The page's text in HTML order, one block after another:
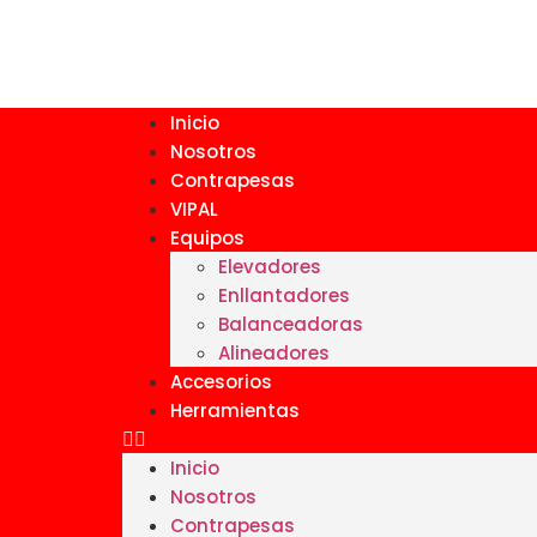
Inicio
Nosotros
Contrapesas
VIPAL
Equipos
Elevadores
Enllantadores
Balanceadoras
Alineadores
Accesorios
Herramientas
Inicio
Nosotros
Contrapesas